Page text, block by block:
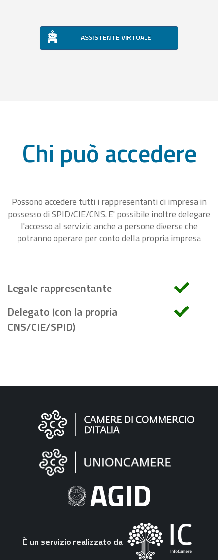
ASSISTENTE VIRTUALE
Chi può accedere
Possono accedere tutti i rappresentanti di impresa in
possesso di SPID/CIE/CNS. E' possibile inoltre delegare
l'accesso al servizio anche a persone diverse che
potranno operare per conto della propria impresa
Legale rappresentante
Delegato (con la propria
CNS/CIE/SPID)
Informazioni
"Fattura
Elettronica"
È un servizio realizzato da